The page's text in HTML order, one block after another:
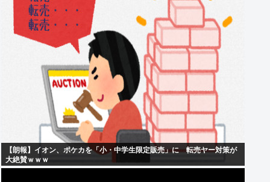
【朗報】イオン、ポケカを「小・中学生限定販売」に 転売ヤー対策が
大絶賛ｗｗｗ